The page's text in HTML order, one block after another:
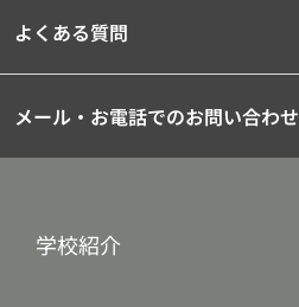
よくある質問
メール・お電話でのお問い合わせ
学校紹介